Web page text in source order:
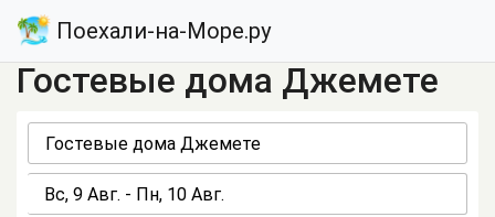
Поехали-на-Море.ру
Гостевые дома Джемете